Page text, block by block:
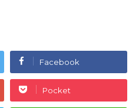
Facebook
Pocket